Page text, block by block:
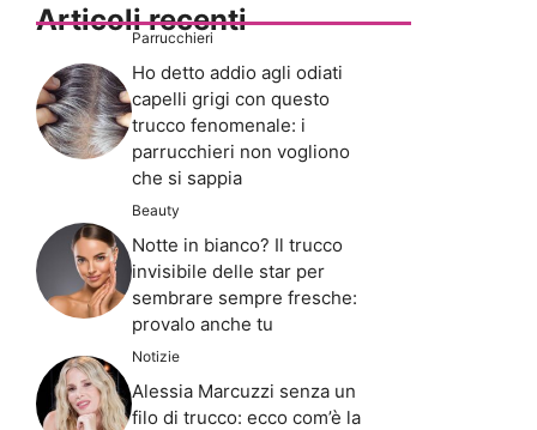
Articoli recenti
Parrucchieri
Ho detto addio agli odiati
capelli grigi con questo
trucco fenomenale: i
parrucchieri non vogliono
che si sappia
Beauty
Notte in bianco? Il trucco
invisibile delle star per
sembrare sempre fresche:
provalo anche tu
Notizie
Alessia Marcuzzi senza un
filo di trucco: ecco com’è la